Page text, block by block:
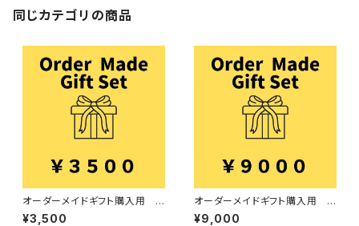
同じカテゴリの商品
オーダーメイドギフト購入用 3
500円
¥3,500
オーダーメイドギフト購入用 9
000円
¥9,000